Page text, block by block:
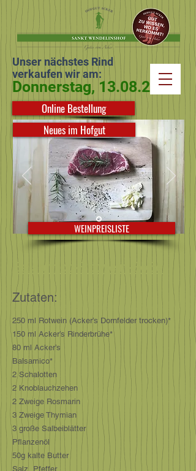
Unser nächstes Rind
verkaufen wir am:
Donnerstag, 13.08.2026
Online Bestellung
Neues im Hofgut
WEINPREISLISTE
Balsamico-Rotwein-Soße
Zutaten:
250 ml Rotwein (Acker’s Dornfelder trocken)*
150 ml Acker’s Rinderbrühe*
80 ml Acker’s
Balsamico*
2 Schalotten
2 Knoblauchzehen
2 Zweige Rosmarin
3 Zweige Thymian
3 große Salbeiblätter
Pflanzenöl
50g kalte Butter
Salz, Pfeffer